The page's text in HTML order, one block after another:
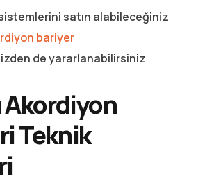
satın alabileceğiniz
bariyer
de yararlanabilirsiniz
Teknik